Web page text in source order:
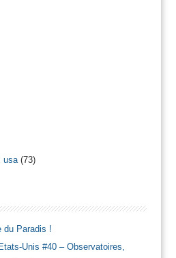
usa(73)
du Paradis !
Unis #40 – Observatoires,